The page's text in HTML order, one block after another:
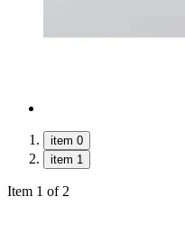
item 0
item 1
Item 1 of 2